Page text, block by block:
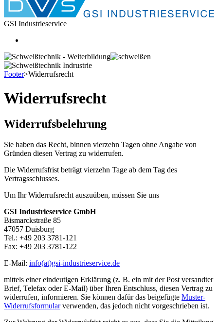
GSI Industrieservice
Footer>Widerrufsrecht
Widerrufsrecht
Widerrufsbelehrung
Sie haben das Recht, binnen vierzehn Tagen ohne Angabe von
Gründen diesen Vertrag zu widerrufen.
Die Widerrufsfrist beträgt vierzehn Tage ab dem Tag des
Vertragsschlusses.
Um Ihr Widerrufsrecht auszuüben, müssen Sie uns
GSI Industrieservice GmbH
Bismarckstraße 85
47057 Duisburg
Tel.: +49 203 3781-121
Fax: +49 203 3781-122
E-Mail: info(at)gsi-industrieservice.de
mittels einer eindeutigen Erklärung (z. B. ein mit der Post versandter
Brief, Telefax oder E-Mail) über Ihren Entschluss, diesen Vertrag zu
widerrufen, informieren. Sie können dafür das beigefügte Muster-
Widerrufsformularverwenden, das jedoch nicht vorgeschrieben ist.